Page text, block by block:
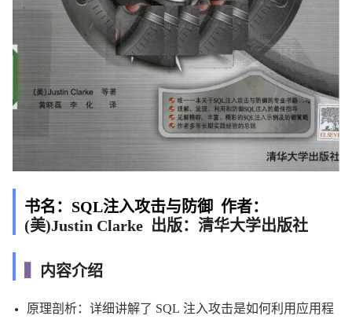
书名：SQL注入攻击与防御 作者：
(美)Justin Clarke 出版：清华大学出版社
内容介绍
原理剖析：详细讲解了 SQL 注入攻击是如何利用应用程